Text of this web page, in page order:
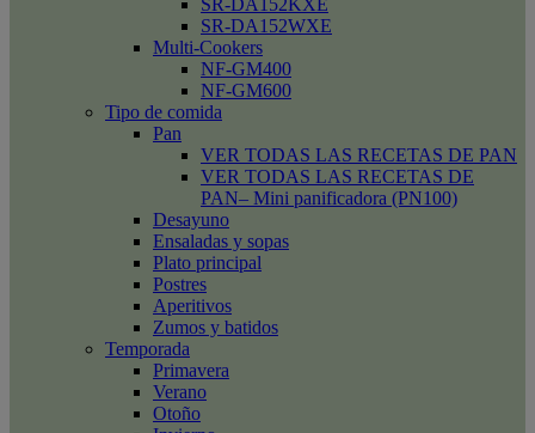
SR-DA152KXE
SR-DA152WXE
Multi-Cookers
NF-GM400
NF-GM600
Tipo de comida
Pan
VER TODAS LAS RECETAS DE PAN
VER TODAS LAS RECETAS DE
PAN– Mini panificadora (PN100)
Desayuno
Ensaladas y sopas
Plato principal
Postres
Aperitivos
Zumos y batidos
Temporada
Primavera
Verano
Otoño